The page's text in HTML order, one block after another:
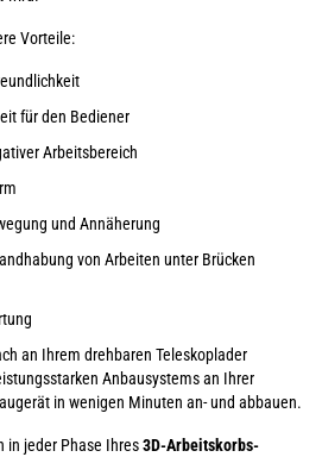
Vorteile:
für den Bediener
Arbeitsbereich
und Annäherung
von Arbeiten unter Brücken
an Ihrem drehbaren Teleskoplader
Anbausystems an Ihrer
in wenigen Minuten an- und abbauen.
in jeder Phase Ihres3D-Arbeitskorbs-